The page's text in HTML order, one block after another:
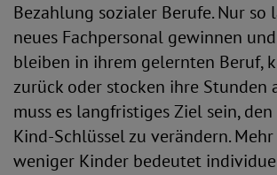
Bezahlung sozialer Berufe. Nur so
neues Fachpersonal gewinnen
bleiben in ihrem gelernten Beruf,
zurück oder stocken ihre Stunden
muss es langfristiges Ziel sein,
Kind-Schlüssel zu verändern.
weniger Kinder bedeutet